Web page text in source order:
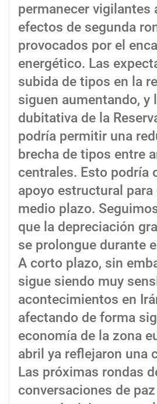
permanecer vigilantes
efectos de segunda
provocados por el
energético. Las
subida de tipos en la
siguen aumentando, y
dubitativa de la
podría permitir una
brecha de tipos entre
centrales. Esto podría
apoyo estructural para
medio plazo.
que la depreciación
se prolongue durante
A corto plazo, sin
sigue siendo muy
acontecimientos en
afectando de forma
economía de la zona
abril ya reflejaron una
Las próximas rondas
conversaciones de